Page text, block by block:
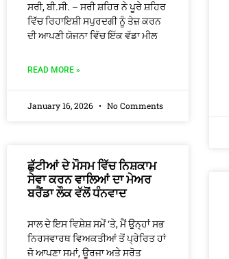
ਸਰੀ, ਬੀ.ਸੀ. – ਸਰੀ ਸ਼ਹਿਰ ਨੇ ਪੂਰੇ ਸ਼ਹਿਰ
ਵਿੱਚ ਰਿਹਾਇਸ਼ੀ ਸਪੁਰਦਗੀ ਨੂੰ ਤੇਜ਼ ਕਰਨ
ਦੀ ਆਪਣੀ ਯੋਜਨਾ ਵਿੱਚ ਇੱਕ ਵੱਡਾ ਮੀਲ
READ MORE »
January 16, 2026 No Comments
ਛੁੱਟੀਆਂ ਦੇ ਮੌਸਮ ਵਿੱਚ ਨਿਸ਼ਕਾਮ
ਸੇਵਾ ਕਰਨ ਵਾਲਿਆਂ ਦਾ ਮੇਅਰ
ਬਰੈਂਡਾ ਲੌਕ ਵੱਲੋਂ ਧੰਨਵਾਦ
ਸਾਲ ਦੇ ਇਸ ਵਿਸ਼ੇਸ਼ ਸਮੇਂ ‘ਤੇ, ਮੈਂ ਉਨ੍ਹਾਂ ਸਭ
ਨਿਰਸਵਾਰਥ ਵਿਅਕਤੀਆਂ ਤੋਂ ਪ੍ਰੇਰਿਤ ਹਾਂ
ਜੋ ਆਪਣਾ ਸਮਾਂ, ਊਰਜਾ ਅਤੇ ਸਰੋਤ